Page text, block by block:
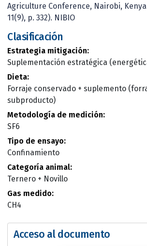
Agriculture Conference, Nairobi,
11(9), p. 332). NIBIO
Clasificación
Estrategia mitigación:
Suplementación estratégica
Dieta:
Forraje conservado + suplemento
subproducto)
Metodología de medición:
SF6
Tipo de ensayo:
Confinamiento
Categoría animal:
Ternero + Novillo
Gas medido:
CH4
Acceso al documento